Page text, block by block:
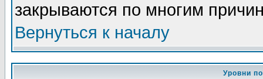
закрываются по многим
Вернуться к началу
Уровни